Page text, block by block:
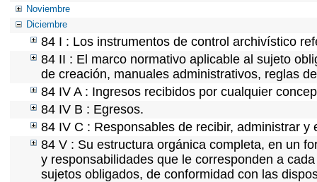
Noviembre
Diciembre
84 I : Los instrumentos de control archivístico
84 II : El marco normativo aplicable al sujeto
de creación, manuales administrativos, reglas
84 IV A : Ingresos recibidos por cualquier
84 IV B : Egresos.
84 IV C : Responsables de recibir, administrar y
84 V : Su estructura orgánica completa, en un
y responsabilidades que le corresponden a
sujetos obligados, de conformidad con las